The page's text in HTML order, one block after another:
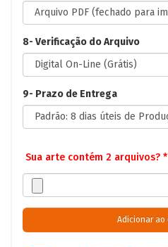
8- Verificação do Arquivo
9- Prazo de Entrega
Sua arte contém 2 arquivos? *